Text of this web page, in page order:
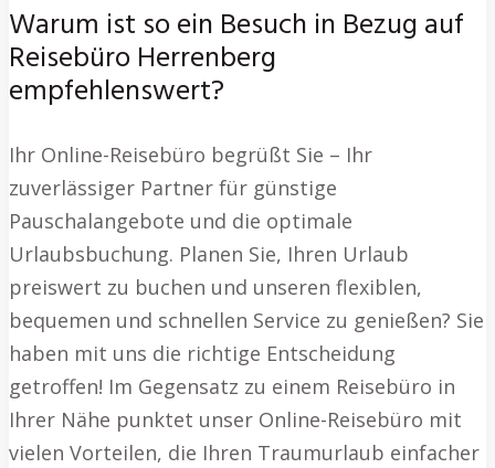
Warum ist so ein Besuch in Bezug auf
Reisebüro Herrenberg
empfehlenswert?
Ihr Online-Reisebüro begrüßt Sie – Ihr
zuverlässiger Partner für günstige
Pauschalangebote und die optimale
Urlaubsbuchung. Planen Sie, Ihren Urlaub
preiswert zu buchen und unseren flexiblen,
bequemen und schnellen Service zu genießen? Sie
haben mit uns die richtige Entscheidung
getroffen! Im Gegensatz zu einem Reisebüro in
Ihrer Nähe punktet unser Online-Reisebüro mit
vielen Vorteilen, die Ihren Traumurlaub einfacher